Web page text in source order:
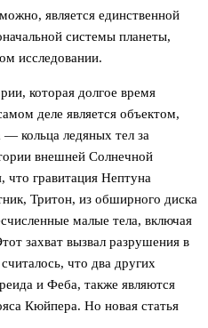
является единственной
системы планеты,
исследовании.
которая долгое время
деле является объектом,
кольца ледяных тел за
внешней Солнечной
что гравитация Нептуна
Тритон, из обширного диска
малые тела, включая
захват вызвал разрушения в
что два других
и Феба, также являются
Кюйпера. Но новая статья